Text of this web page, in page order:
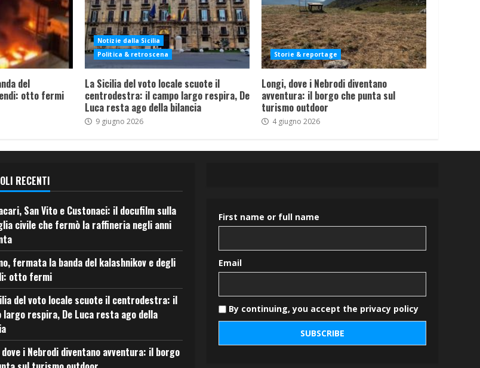
del
otto fermi
Notizie dalla Sicilia
Politica & retroscena
La Sicilia del voto locale scuote il
centrodestra: il campo largo respira, De
Luca resta ago della bilancia
9 giugno 2026
Storie & reportage
Longi, dove i Nebrodi diventano
avventura: il borgo che punta sul
turismo outdoor
4 giugno 2026
RECENTI
San Vito e Custonaci: il docufilm sulla
civile che fermò la raffineria negli anni
fermata la banda del kalashnikov e degli
otto fermi
del voto locale scuote il centrodestra: il
largo respira, De Luca resta ago della
i Nebrodi diventano avventura: il borgo
First name or full name
Email
By continuing, you accept the privacy policy